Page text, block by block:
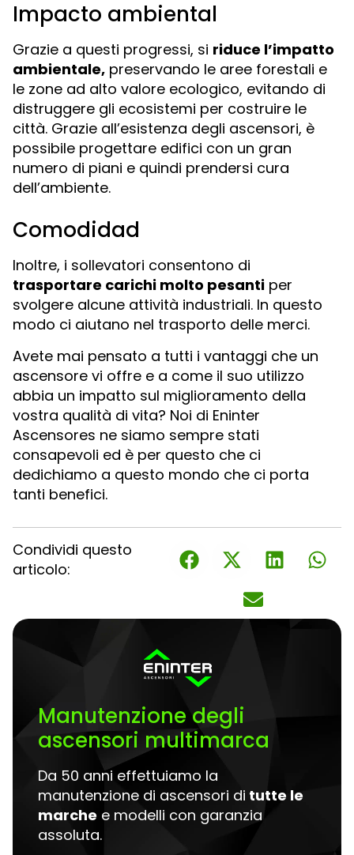
Impacto ambiental
Grazie a questi progressi, si riduce l’impatto
ambientale, preservando le aree forestali e
le zone ad alto valore ecologico, evitando di
distruggere gli ecosistemi per costruire le
città. Grazie all’esistenza degli ascensori, è
possibile progettare edifici con un gran
numero di piani e quindi prendersi cura
dell’ambiente.
Comodidad
Inoltre, i sollevatori consentono di
trasportare carichi molto pesanti per
svolgere alcune attività industriali. In questo
modo ci aiutano nel trasporto delle merci.
Avete mai pensato a tutti i vantaggi che un
ascensore vi offre e a come il suo utilizzo
abbia un impatto sul miglioramento della
vostra qualità di vita? Noi di Eninter
Ascensores ne siamo sempre stati
consapevoli ed è per questo che ci
dedichiamo a questo mondo che ci porta
tanti benefici.
Condividi questo
articolo:
Manutenzione degli
ascensori multimarca
Da 50 anni effettuiamo la
manutenzione di ascensori di tutte le
marche e modelli con garanzia
assoluta.